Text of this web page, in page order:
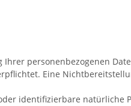
personenbezogenen
Eine
identifizierbare natürliche